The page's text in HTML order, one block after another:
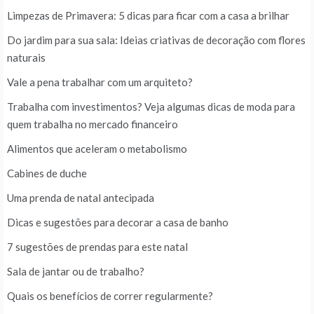
Limpezas de Primavera: 5 dicas para ficar com a casa a brilhar
Do jardim para sua sala: Ideias criativas de decoração com flores
naturais
Vale a pena trabalhar com um arquiteto?
Trabalha com investimentos? Veja algumas dicas de moda para
quem trabalha no mercado financeiro
Alimentos que aceleram o metabolismo
Cabines de duche
Uma prenda de natal antecipada
Dicas e sugestões para decorar a casa de banho
7 sugestões de prendas para este natal
Sala de jantar ou de trabalho?
Quais os benefícios de correr regularmente?